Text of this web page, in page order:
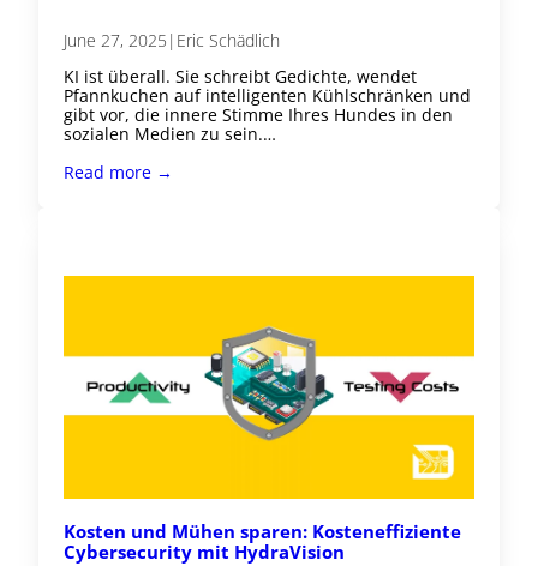
June 27, 2025 | Eric Schädlich
KI ist überall. Sie schreibt Gedichte, wendet
Pfannkuchen auf intelligenten Kühlschränken und
gibt vor, die innere Stimme Ihres Hundes in den
sozialen Medien zu sein.…
Read more →
Kosten und Mühen sparen: Kosteneffiziente
Cybersecurity mit HydraVision